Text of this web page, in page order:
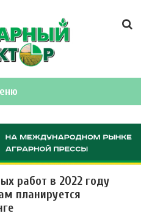
работ в 2022 году
планируется